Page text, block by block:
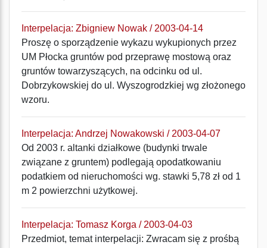
Interpelacja: Zbigniew Nowak / 2003-04-14
Proszę o sporządzenie wykazu wykupionych przez
UM Płocka gruntów pod przeprawę mostową oraz
gruntów towarzyszących, na odcinku od ul.
Dobrzykowskiej do ul. Wyszogrodzkiej wg złożonego
wzoru.
Interpelacja: Andrzej Nowakowski / 2003-04-07
Od 2003 r. altanki działkowe (budynki trwale
związane z gruntem) podlegają opodatkowaniu
podatkiem od nieruchomości wg. stawki 5,78 zł od 1
m 2 powierzchni użytkowej.
Interpelacja: Tomasz Korga / 2003-04-03
Przedmiot, temat interpelacji: Zwracam się z prośbą